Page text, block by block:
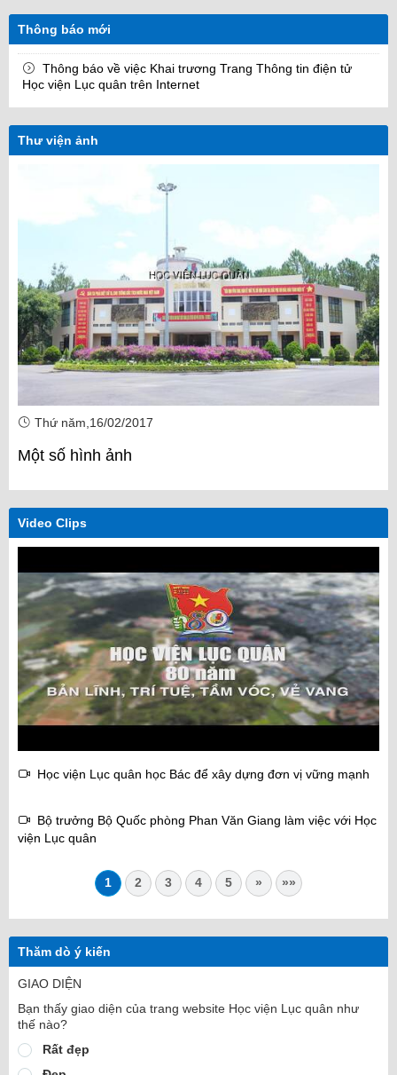
Thông báo mới
Thông báo về việc Khai trương Trang Thông tin điện tử
Học viện Lục quân trên Internet
Thư viện ảnh
Thứ năm,16/02/2017
Một số hình ảnh
Video Clips
Học viện Lục quân học Bác để xây dựng đơn vị vững mạnh
Bộ trưởng Bộ Quốc phòng Phan Văn Giang làm việc với Học
viện Lục quân
1 2 3 4 5 » »»
Thăm dò ý kiến
GIAO DIỆN
Bạn thấy giao diện của trang website Học viện Lục quân như
thế nào?
Rất đẹp